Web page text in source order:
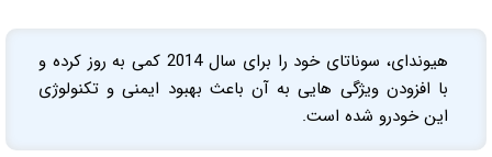
هیوندای، سوناتای خود را برای سال 2014 کمی به روز کرده و
با افزودن ویژگی هایی به آن باعث بهبود ایمنی و تکنولوژی
این خودرو شده است.